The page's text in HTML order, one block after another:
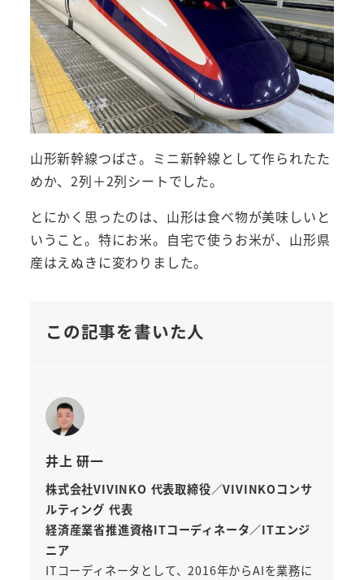
山形新幹線つばさ。ミニ新幹線として作られたた
めか、2列＋2列シートでした。
とにかく思ったのは、山形は食べ物が美味しいと
いうこと。特にお米。自宅で使うお米が、山形県
産はえぬきに変わりました。
この記事を書いた人
井上 研一
株式会社VIVINKO 代表取締役／VIVINKOコンサ
ルティング 代表
経済産業省推進資格ITコーディネータ／ITエンジ
ニア
ITコーディネータとして、2016年からAIを業務に